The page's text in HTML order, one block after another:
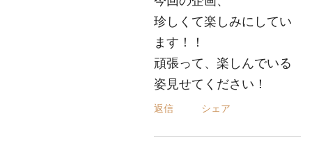
珍しくて楽しみにしてい
ます！！
頑張って、楽しんでいる
姿見せてください！
返信 シェア